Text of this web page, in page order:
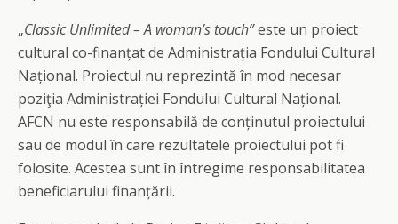
„Classic Unlimited – A woman’s touch”este un proiect
cultural co-finanțat de Administrația Fondului Cultural
Național. Proiectul nu reprezintă în mod necesar
poziţia Administrației Fondului Cultural Național.
AFCN nu este responsabilă de conținutul proiectului
sau de modul în care rezultatele proiectului pot fi
folosite. Acestea sunt în întregime responsabilitatea
beneficiarului finanțării.